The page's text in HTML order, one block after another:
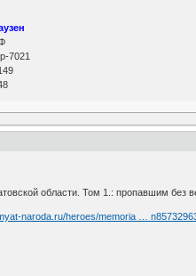
7021
области. Том 1.: пропавшим без
naroda.ru/heroes/memoria …